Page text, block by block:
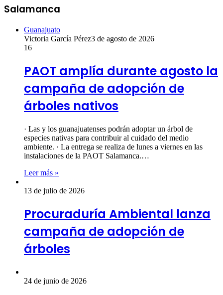
Salamanca
Guanajuato
Victoria García Pérez3 de agosto de 2026
16
PAOT amplía durante agosto la
campaña de adopción de
árboles nativos
· Las y los guanajuatenses podrán adoptar un árbol de
especies nativas para contribuir al cuidado del medio
ambiente. · La entrega se realiza de lunes a viernes en las
instalaciones de la PAOT Salamanca.…
Leer más »
13 de julio de 2026
Procuraduría Ambiental lanza
campaña de adopción de
árboles
24 de junio de 2026